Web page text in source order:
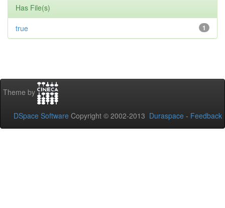
Has File(s)
1
true
Theme by
DSpace Software Copyright © 2002-2013 Duraspace - Feedback